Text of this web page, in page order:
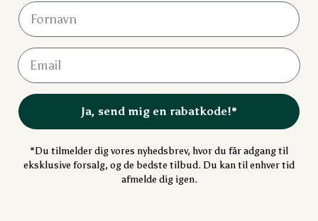
Fornavn
Ja, send mig en rabatkode!*
*Du tilmelder dig vores nyhedsbrev, hvor du får adgang til
eksklusive forsalg, og de bedste tilbud. Du kan til enhver tid
afmelde dig igen.